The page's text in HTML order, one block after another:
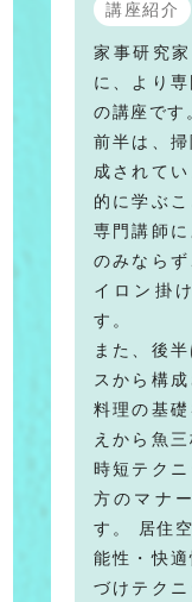
講座紹介
家事研究
に、より
の講座です
前半は、
成されて
的に学ぶ
専門講師
のみなら
イロン掛
す。
また、後
スから構
料理の基
えから魚
時短テク
方のマナ
す。 居住
能性・快
づけテク